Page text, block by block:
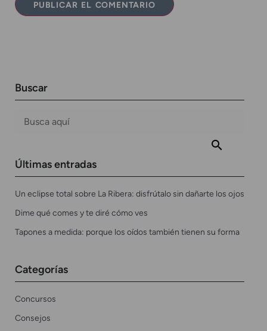
Buscar
Últimas entradas
Un eclipse total sobre La Ribera: disfrútalo sin dañarte los ojos
Dime qué comes y te diré cómo ves
Tapones a medida: porque los oídos también tienen su forma
Categorías
Concursos
Consejos